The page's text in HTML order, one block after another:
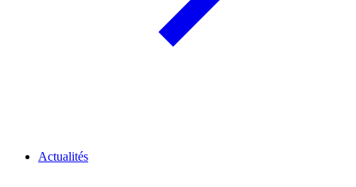
Actualités